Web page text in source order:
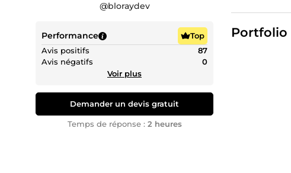
@bloraydev
Performance
Top
Avis positifs
87
Avis négatifs
0
Voir plus
Demander un devis gratuit
Temps de réponse : 2 heures
== Notre
Portfolio